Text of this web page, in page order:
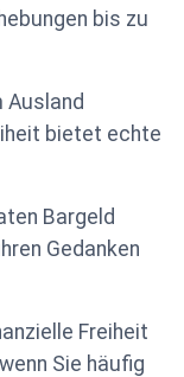
bis zu
Ausland
bietet echte
Bargeld
Gedanken
Freiheit
Sie häufig